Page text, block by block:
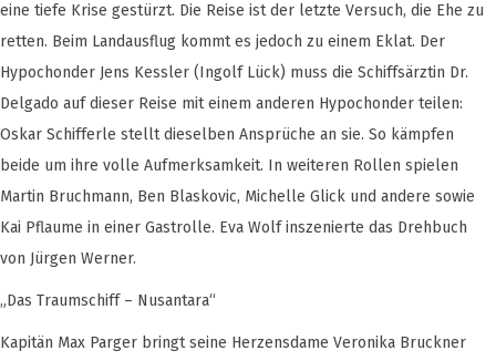
eine tiefe Krise gestürzt. Die Reise ist der letzte Versuch, die Ehe zu
retten. Beim Landausflug kommt es jedoch zu einem Eklat. Der
Hypochonder Jens Kessler (Ingolf Lück) muss die Schiffsärztin Dr.
Delgado auf dieser Reise mit einem anderen Hypochonder teilen:
Oskar Schifferle stellt dieselben Ansprüche an sie. So kämpfen
beide um ihre volle Aufmerksamkeit. In weiteren Rollen spielen
Martin Bruchmann, Ben Blaskovic, Michelle Glick und andere sowie
Kai Pflaume in einer Gastrolle. Eva Wolf inszenierte das Drehbuch
von Jürgen Werner.
„Das Traumschiff – Nusantara“
Kapitän Max Parger bringt seine Herzensdame Veronika Bruckner